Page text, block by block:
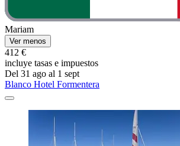
Mariam
Ver menos
412 €
incluye tasas e impuestos
Del 31 ago al 1 sept
Blanco Hotel Formentera